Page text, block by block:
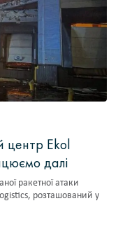
центр Ekol
далі
ракетної атаки
розташований у